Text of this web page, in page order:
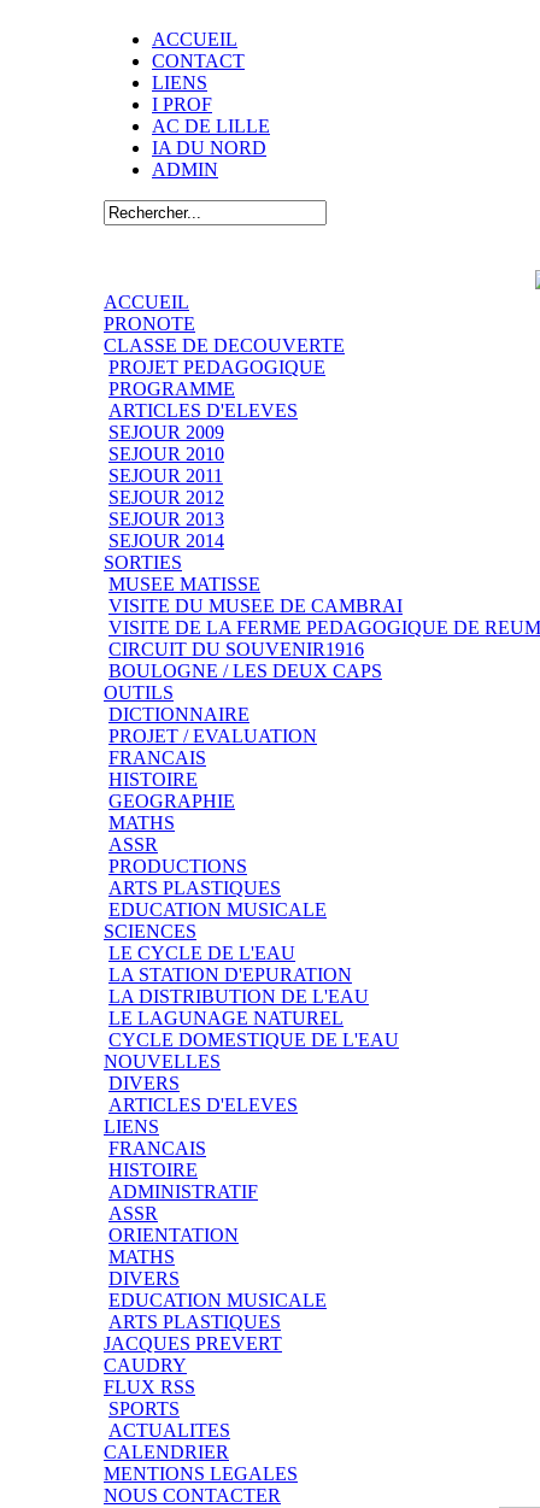
ACCUEIL
CONTACT
LIENS
I PROF
AC DE LILLE
IA DU NORD
ADMIN
ACCUEIL
PRONOTE
CLASSE DE DECOUVERTE
PROJET PEDAGOGIQUE
PROGRAMME
ARTICLES D'ELEVES
SEJOUR 2009
SEJOUR 2010
SEJOUR 2011
SEJOUR 2012
SEJOUR 2013
SEJOUR 2014
SORTIES
MUSEE MATISSE
VISITE DU MUSEE DE CAMBRAI
VISITE DE LA FERME PEDAGOGIQUE DE
CIRCUIT DU SOUVENIR1916
BOULOGNE / LES DEUX CAPS
OUTILS
DICTIONNAIRE
PROJET / EVALUATION
FRANCAIS
HISTOIRE
GEOGRAPHIE
MATHS
ASSR
PRODUCTIONS
ARTS PLASTIQUES
EDUCATION MUSICALE
SCIENCES
LE CYCLE DE L'EAU
LA STATION D'EPURATION
LA DISTRIBUTION DE L'EAU
LE LAGUNAGE NATUREL
CYCLE DOMESTIQUE DE L'EAU
NOUVELLES
DIVERS
ARTICLES D'ELEVES
LIENS
FRANCAIS
HISTOIRE
ADMINISTRATIF
ASSR
ORIENTATION
MATHS
DIVERS
EDUCATION MUSICALE
ARTS PLASTIQUES
JACQUES PREVERT
CAUDRY
FLUX RSS
SPORTS
ACTUALITES
CALENDRIER
MENTIONS LEGALES
NOUS CONTACTER